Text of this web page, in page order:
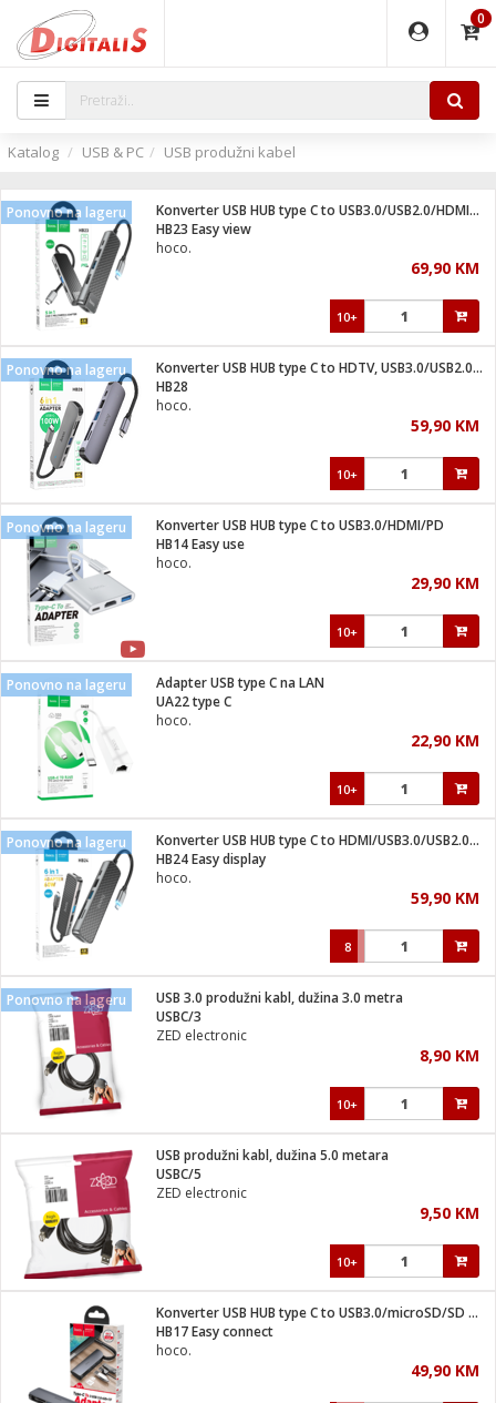
0
...
metar
aparati
mesa
ostalo
pribor
pribor
pribor
i pribor
program
/ G4
svjetla
grla
materijal
i kutije
i oprema
zraka
gorivo
- Analogija
- IP
IP kamere
IP
brave
Katalog USB & PC USB produžni kabel
Ponovno na lageru
Konverter USB HUB type C to USB3.0/USB2.0/HDMI/RJ45/PD
HB23 Easy view
hoco.
69,90 KM
10+
Ponovno na lageru
Konverter USB HUB type C to HDTV, USB3.0/USB2.0/PD/HDMI
HB28
hoco.
59,90 KM
10+
Ponovno na lageru
Konverter USB HUB type C to USB3.0/HDMI/PD
HB14 Easy use
hoco.
29,90 KM
10+
Ponovno na lageru
Adapter USB type C na LAN
UA22 type C
hoco.
22,90 KM
10+
Ponovno na lageru
Konverter USB HUB type C to HDMI/USB3.0/USB2.0/SD/ TF/PD
HB24 Easy display
hoco.
59,90 KM
8
Ponovno na lageru
USB 3.0 produžni kabl, dužina 3.0 metra
USBC/3
ZED electronic
8,90 KM
10+
USB produžni kabl, dužina 5.0 metara
USBC/5
ZED electronic
9,50 KM
10+
Konverter USB HUB type C to USB3.0/microSD/SD čitač
HB17 Easy connect
hoco.
49,90 KM